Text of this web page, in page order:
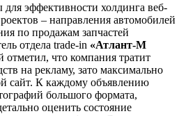
эффективности холдинга веб-
– направления автомобилей
по продажам запчастей
отдела trade-in «Атлант-М
что компания тратит
на рекламу, зато максимально
сайт. К каждому объявлению
большого формата,
оценить состояние